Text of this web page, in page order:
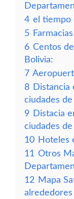
4 el tiempo
5
6 Centos
Bolivia:
7
8 Distancia
ciudades de
9 Distacia
ciudades de
10 Hoteles
11 Otros
12 Mapa
alrededores